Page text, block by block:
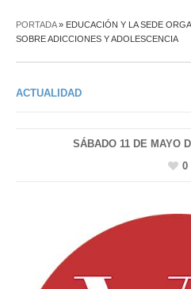
PORTADA» EDUCACIÓN Y LA SEDE
SOBRE ADICCIONES Y ADOLESCENCIA
ACTUALIDAD
SÁBADO 11 DE MAYO
0